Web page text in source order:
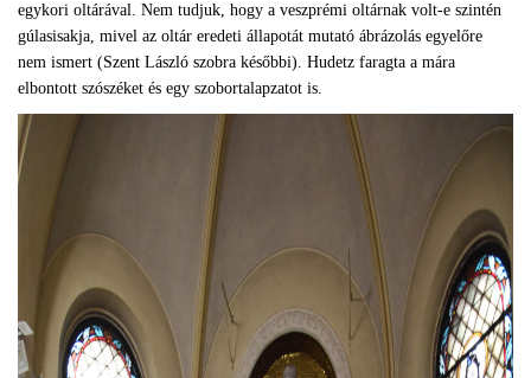
egykori oltárával. Nem tudjuk, hogy a veszprémi oltárnak volt-e szintén
gúlasisakja, mivel az oltár eredeti állapotát mutató ábrázolás egyelőre
nem ismert (Szent László szobra későbbi). Hudetz faragta a mára
elbontott szószéket és egy szobortalapzatot is.